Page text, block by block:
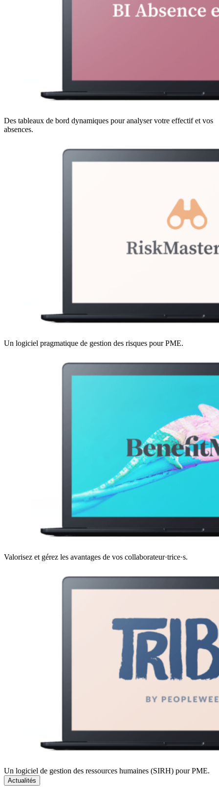
Des tableaux de bord dynamiques pour analyser votre effectif et vos
absences.
Un logiciel pragmatique de gestion des risques pour PME.
Valorisez et gérez les avantages de vos collaborateur·trice·s.
Un logiciel de gestion des ressources humaines (SIRH) pour PME.
Actualités